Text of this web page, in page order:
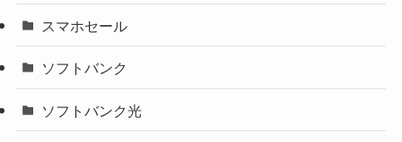
スマホセール
ソフトバンク
ソフトバンク光